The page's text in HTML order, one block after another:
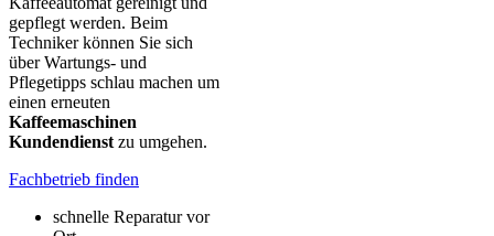
gepflegt werden. Beim
Techniker können Sie sich
über Wartungs- und
Pflegetipps schlau machen um
einen erneuten
Kaffeemaschinen
Kundendienst zu umgehen.
Fachbetrieb finden
schnelle Reparatur vor